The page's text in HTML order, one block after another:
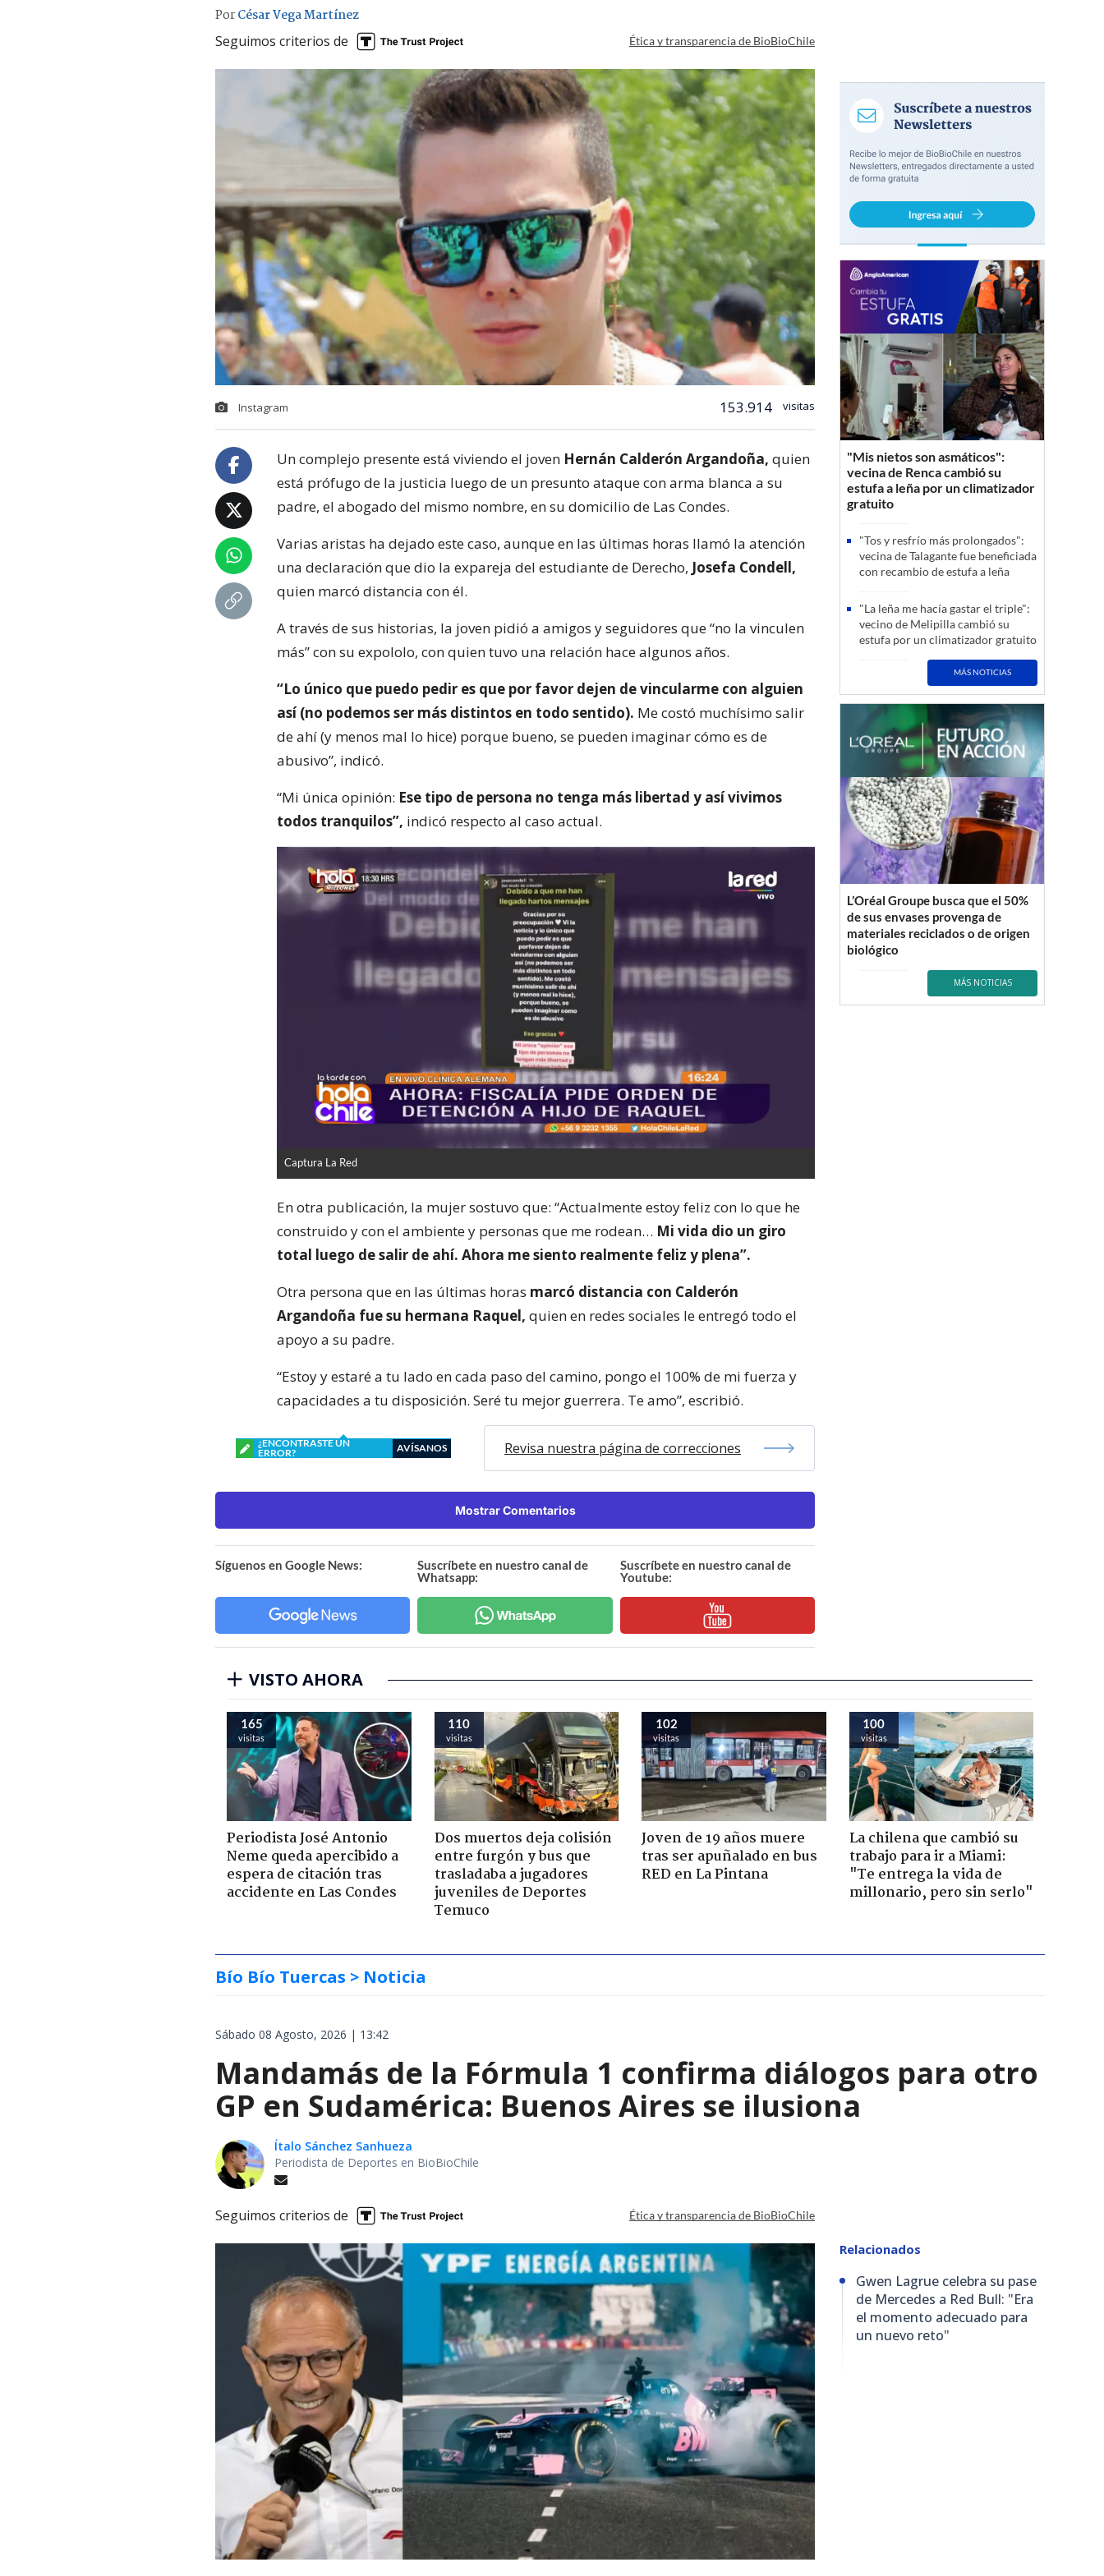
PorCésar Vega Martínez
Seguimos criterios de Ética y transparencia de BioBioChile
Instagram 153.914 visitas
Un complejo presente está viviendo el joven Hernán Calderón Argandoña, quien
está prófugo de la justicia luego de un presunto ataque con arma blanca a su
padre, el abogado del mismo nombre, en su domicilio de Las Condes.
Varias aristas ha dejado este caso, aunque en las últimas horas llamó la atención
una declaración que dio la expareja del estudiante de Derecho, Josefa Condell,
quien marcó distancia con él.
A través de sus historias, la joven pidió a amigos y seguidores que “no la vinculen
más” con su expololo, con quien tuvo una relación hace algunos años.
“Lo único que puedo pedir es que por favor dejen de vincularme con alguien
así (no podemos ser más distintos en todo sentido). Me costó muchísimo salir
de ahí (y menos mal lo hice) porque bueno, se pueden imaginar cómo es de
abusivo”, indicó.
“Mi única opinión: Ese tipo de persona no tenga más libertad y así vivimos
todos tranquilos”, indicó respecto al caso actual.
Captura La Red
En otra publicación, la mujer sostuvo que: “Actualmente estoy feliz con lo que he
construido y con el ambiente y personas que me rodean… Mi vida dio un giro
total luego de salir de ahí. Ahora me siento realmente feliz y plena”.
Otra persona que en las últimas horas marcó distancia con Calderón
Argandoña fue su hermana Raquel, quien en redes sociales le entregó todo el
apoyo a su padre.
“Estoy y estaré a tu lado en cada paso del camino, pongo el 100% de mi fuerza y
capacidades a tu disposición. Seré tu mejor guerrera. Te amo”, escribió.
¿ENCONTRASTE UN
ERROR?
AVÍSANOS Revisa nuestra página de correcciones
Mostrar Comentarios
Síguenos en Google News:
Suscríbete en nuestro canal de
Whatsapp:
Suscríbete en nuestro canal de
Youtube:
"Mis nietos son asmáticos":
vecina de Renca cambió su
estufa a leña por un climatizador
gratuito
"Tos y resfrío más prolongados":
vecina de Talagante fue beneficiada
con recambio de estufa a leña
"La leña me hacía gastar el triple":
vecino de Melipilla cambió su
estufa por un climatizador gratuito
MÁS NOTICIAS
L’Oréal Groupe busca que el 50%
de sus envases provenga de
materiales reciclados o de origen
biológico
MÁS NOTICIAS
VISTO AHORA
165
visitas
Periodista José Antonio
Neme queda apercibido a
espera de citación tras
accidente en Las Condes
110
visitas
Dos muertos deja colisión
entre furgón y bus que
trasladaba a jugadores
juveniles de Deportes
Temuco
102
visitas
Joven de 19 años muere
tras ser apuñalado en bus
RED en La Pintana
100
visitas
La chilena que cambió su
trabajo para ir a Miami:
"Te entrega la vida de
millonario, pero sin serlo"
Bío Bío Tuercas > Noticia
Sábado 08 Agosto, 2026 | 13:42
Mandamás de la Fórmula 1 confirma diálogos para otro
GP en Sudamérica: Buenos Aires se ilusiona
Ítalo Sánchez Sanhueza
Periodista de Deportes en BioBioChile
Seguimos criterios de Ética y transparencia de BioBioChile
Relacionados
Gwen Lagrue celebra su pase
de Mercedes a Red Bull: "Era
el momento adecuado para
un nuevo reto"